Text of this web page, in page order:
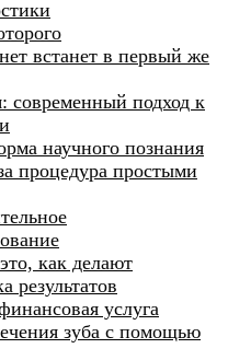
встанет в первый же
современный подход к
научного познания
процедура простыми
как делают
результатов
услуга
зуба с помощью